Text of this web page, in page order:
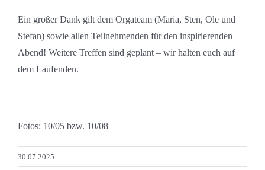
Ein großer Dank gilt dem Orgateam (Maria, Sten, Ole und
Stefan) sowie allen Teilnehmenden für den inspirierenden
Abend! Weitere Treffen sind geplant – wir halten euch auf
dem Laufenden.
Fotos: 10/05 bzw. 10/08
30.07.2025